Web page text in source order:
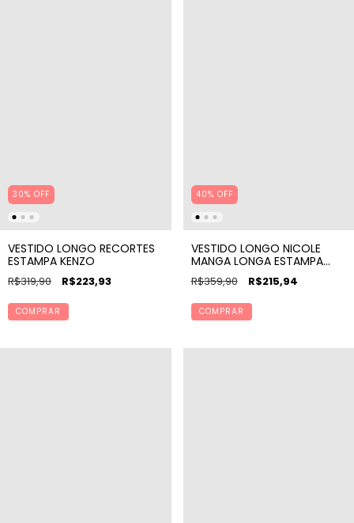
30% OFF
VESTIDO LONGO RECORTES
ESTAMPA KENZO
R$319,90 R$223,93
COMPRAR
40% OFF
VESTIDO LONGO NICOLE
MANGA LONGA ESTAMPA
LIRA
R$359,90 R$215,94
COMPRAR